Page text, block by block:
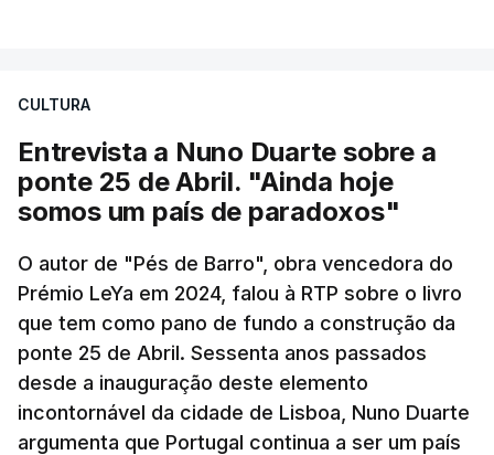
CULTURA
Entrevista a Nuno Duarte sobre a
ponte 25 de Abril. "Ainda hoje
somos um país de paradoxos"
O autor de "Pés de Barro", obra vencedora do
Prémio LeYa em 2024, falou à RTP sobre o livro
que tem como pano de fundo a construção da
ponte 25 de Abril. Sessenta anos passados
desde a inauguração deste elemento
incontornável da cidade de Lisboa, Nuno Duarte
argumenta que Portugal continua a ser um país